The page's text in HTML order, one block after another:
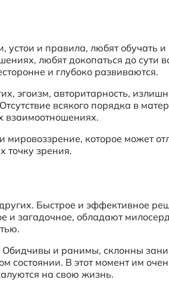
и правила, любят обучать и
любят докопаться до сути
и глубоко развиваются.
эгоизм, авторитарность,
всякого порядка в
взаимоотношениях.
которое может
точку зрения.
Быстрое и эффективное
и загадочное, обладают
Обидчивы и ранимы, склонны
состоянии. В этот момент им
на свою жизнь.